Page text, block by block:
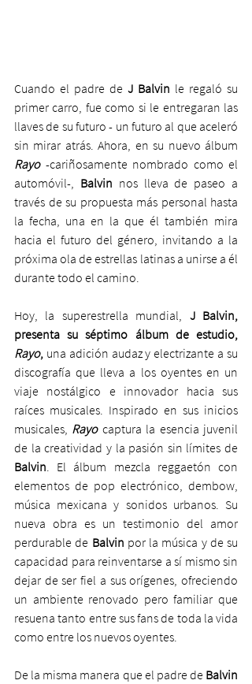
Cuando el padre de J Balvin le regaló su
primer carro, fue como si le entregaran las
llaves de su futuro - un futuro al que aceleró
Rayo -cariñosamente nombrado como el
automóvil-, Balvin nos lleva de paseo a
través de su propuesta más personal hasta
la fecha, una en la que él también mira
hacia el futuro del género, invitando a la
próxima ola de estrellas latinas a unirse a él
durante todo el camino.
Hoy, la superestrella mundial, J Balvin,
Rayo, una adición audaz y electrizante a su
discografía que lleva a los oyentes en un
viaje nostálgico e innovador hacia sus
raíces musicales. Inspirado en sus inicios
musicales, Rayo captura la esencia juvenil
Balvin. El álbum mezcla reggaetón con
elementos de pop electrónico, dembow,
música mexicana y sonidos urbanos. Su
nueva obra es un testimonio del amor
perdurable de Balvin por la música y de su
capacidad para reinventarse a sí mismo sin
dejar de ser fiel a sus orígenes, ofreciendo
un ambiente renovado pero familiar que
resuena tanto entre sus fans de toda la vida
como entre los nuevos oyentes.
De la misma manera que el padre de Balvin